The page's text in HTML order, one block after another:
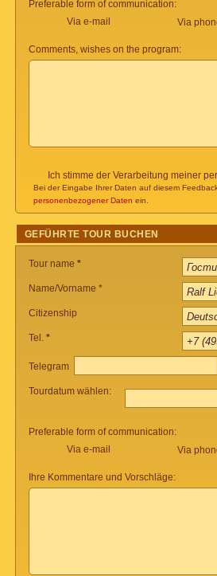
Preferable form of communication:
Via e-mail
Via
Comments, wishes on the program:
Ich stimme der Verarbeitung meiner
Bei der Eingabe Ihrer Daten auf diesem
personenbezogener Daten ein.
GEFÜHRTE TOUR BUCHEN
Tour name *
Name/Vorname *
Citizenship
Tel. *
Telegram
Tourdatum wählen:
Preferable form of communication:
Via e-mail
Via
Ihre Kommentare und Vorschläge: